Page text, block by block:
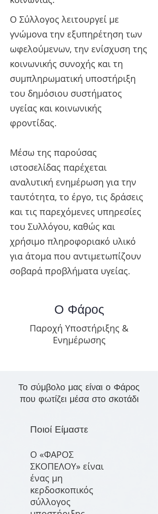
Ο Σύλλογος λειτουργεί με
γνώμονα την εξυπηρέτηση των
ωφελούμενων, την ενίσχυση της
κοινωνικής συνοχής και τη
συμπληρωματική υποστήριξη
του δημόσιου συστήματος
υγείας και κοινωνικής
φροντίδας.
Μέσω της παρούσας
ιστοσελίδας παρέχεται
αναλυτική ενημέρωση για την
ταυτότητα, το έργο, τις δράσεις
και τις παρεχόμενες υπηρεσίες
του Συλλόγου, καθώς και
χρήσιμο πληροφοριακό υλικό
για άτομα που αντιμετωπίζουν
σοβαρά προβλήματα υγείας.
Ο Φάρος
Παροχή Υποστήριξης &
Ενημέρωσης
Το σύμβολο μας είναι ο Φάρος
που φωτίζει μέσα στο σκοτάδι
Ποιοί Είμαστε
Ο «ΦΑΡΟΣ
ΣΚΟΠΕΛΟΥ» είναι
ένας μη
κερδοσκοπικός
σύλλογος